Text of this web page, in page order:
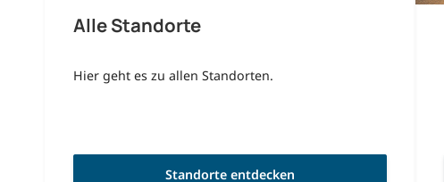
Alle Standorte
Hier geht es zu allen Standorten.
Standorte entdecken